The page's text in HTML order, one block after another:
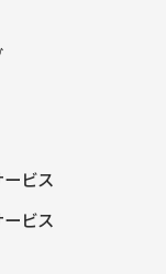
ビス
ビス